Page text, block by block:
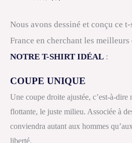
Nous avons dessiné et conçu ce
France en cherchant les
NOTRE T-SHIRT IDÉAL :
COUPE UNIQUE
Une coupe droite ajustée, c’est-à-
flottante, le juste milieu. Associée à
conviendra autant aux hommes
liberté.